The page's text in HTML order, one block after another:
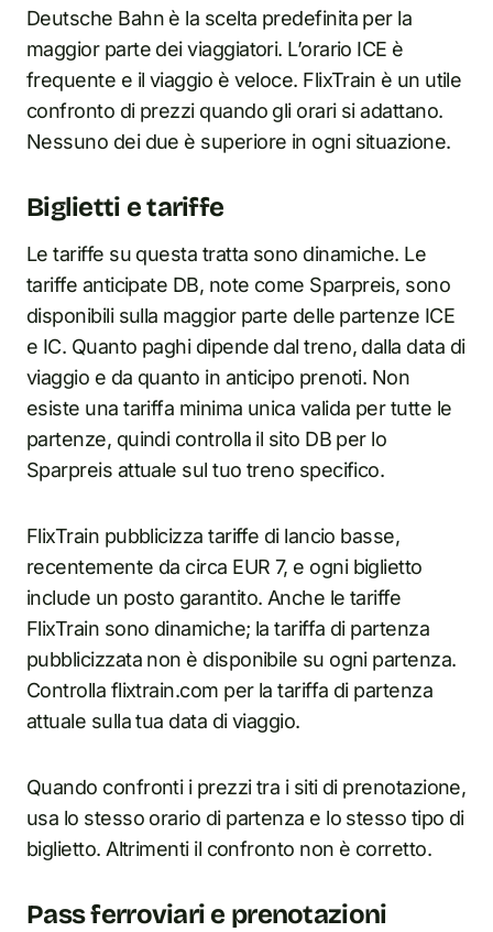
Deutsche Bahn è la scelta predefinita per la
maggior parte dei viaggiatori. L’orario ICE è
frequente e il viaggio è veloce. FlixTrain è un utile
confronto di prezzi quando gli orari si adattano.
Nessuno dei due è superiore in ogni situazione.
Biglietti e tariffe
Le tariffe su questa tratta sono dinamiche. Le
tariffe anticipate DB, note come Sparpreis, sono
disponibili sulla maggior parte delle partenze ICE
e IC. Quanto paghi dipende dal treno, dalla data di
viaggio e da quanto in anticipo prenoti. Non
esiste una tariffa minima unica valida per tutte le
partenze, quindi controlla il sito DB per lo
Sparpreis attuale sul tuo treno specifico.
FlixTrain pubblicizza tariffe di lancio basse,
recentemente da circa EUR 7, e ogni biglietto
include un posto garantito. Anche le tariffe
FlixTrain sono dinamiche; la tariffa di partenza
pubblicizzata non è disponibile su ogni partenza.
Controlla flixtrain.com per la tariffa di partenza
attuale sulla tua data di viaggio.
Quando confronti i prezzi tra i siti di prenotazione,
usa lo stesso orario di partenza e lo stesso tipo di
biglietto. Altrimenti il confronto non è corretto.
Pass ferroviari e prenotazioni